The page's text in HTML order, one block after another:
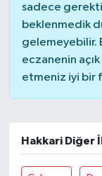
sadece
beklenmedik
gelemeyebilir.
eczanenin
etmeniz iyi bir
Hakkari Diğer